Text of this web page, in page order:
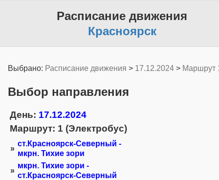
Расписание движения
Красноярск
Выбрано: Расписание движения > 17.12.2024 > Маршрут
Выбор направления
День: 17.12.2024
Маршрут: 1 (Электробус)
»
ст.Красноярск-Северный -
мкрн. Тихие зори
»
мкрн. Тихие зори -
ст.Красноярск-Северный